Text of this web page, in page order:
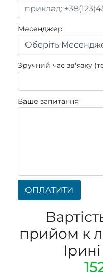
Месенджер
Оберіть
Зручний час зв'язку
Ваше запитання
ОПЛАТИТИ
прийом к